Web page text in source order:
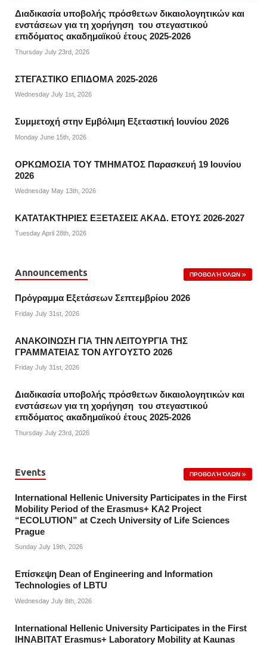
Διαδικασία υποβολής πρόσθετων δικαιολογητικών και
ενστάσεων για τη χορήγηση του στεγαστικού
επιδόματος ακαδημαϊκού έτους 2025-2026
Thursday July 23rd, 2026
ΣΤΕΓΑΣΤΙΚΟ ΕΠΙΔΟΜΑ 2025-2026
Wednesday July 1st, 2026
Συμμετοχή στην Εμβόλιμη Εξεταστική Ιουνίου 2026
Monday June 15th, 2026
ΟΡΚΩΜΟΣΙΑ ΤΟΥ ΤΜΗΜΑΤΟΣ Παρασκευή 19 Ιουνίου
2026
Wednesday May 13th, 2026
ΚΑΤΑΤΑΚΤΗΡΙΕΣ ΕΞΕΤΑΣΕΙΣ ΑΚΑΔ. ΕΤΟΥΣ 2026-2027
Tuesday April 28th, 2026
Announcements ΠΡΟΒΟΛΉ ΌΛΩΝ
Πρόγραμμα Εξετάσεων Σεπτεμβρίου 2026
Friday July 31st, 2026
ΑΝΑΚΟΙΝΩΣΗ ΓΙΑ ΤΗΝ ΛΕΙΤΟΥΡΓΙΑ ΤΗΣ
ΓΡΑΜΜΑΤΕΙΑΣ ΤΟΝ ΑΥΓΟΥΣΤΟ 2026
Friday July 31st, 2026
Διαδικασία υποβολής πρόσθετων δικαιολογητικών και
ενστάσεων για τη χορήγηση του στεγαστικού
επιδόματος ακαδημαϊκού έτους 2025-2026
Thursday July 23rd, 2026
Events ΠΡΟΒΟΛΉ ΌΛΩΝ
International Hellenic University Participates in the First
Mobility Period of the Erasmus+ KA2 Project
“ECOLUTION” at Czech University of Life Sciences
Prague
Sunday July 19th, 2026
Επίσκεψη Dean of Engineering and Information
Technologies of LBTU
Wednesday July 8th, 2026
International Hellenic University Participates in the First
IHNABITAT Erasmus+ Laboratory Mobility at Kaunas